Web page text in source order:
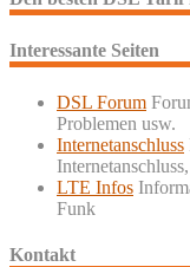
Interessante Seiten
DSL Forum
Problemen usw.
Internetanschluss
LTE Infos
Funk
Kontakt